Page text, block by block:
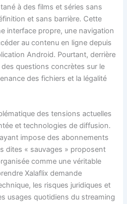
à des films et séries sans
et sans barrière. Cette
interface propre, une navigation
au contenu en ligne depuis
Android. Pourtant, derrière
des questions concrètes sur le
des fichiers et la légalité
des tensions actuelles
et technologies de diffusion.
impose des abonnements
dites « sauvages » proposent
comme une véritable
Xalaflix demande
les risques juridiques et
usages quotidiens du streaming